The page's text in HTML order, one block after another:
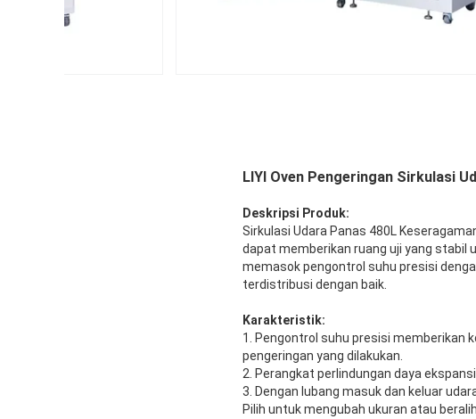
LIYI Oven Pengeringan Sirkulasi
Deskripsi Produk:
Sirkulasi Udara Panas 480L
dapat memberikan ruang uji yang stabil
memasok pengontrol suhu presisi
terdistribusi dengan baik.
Karakteristik:
1. Pengontrol suhu presisi memberikan
pengeringan yang dilakukan.
2. Perangkat perlindungan daya
3. Dengan lubang masuk dan keluar
Pilih untuk mengubah ukuran atau beralih.